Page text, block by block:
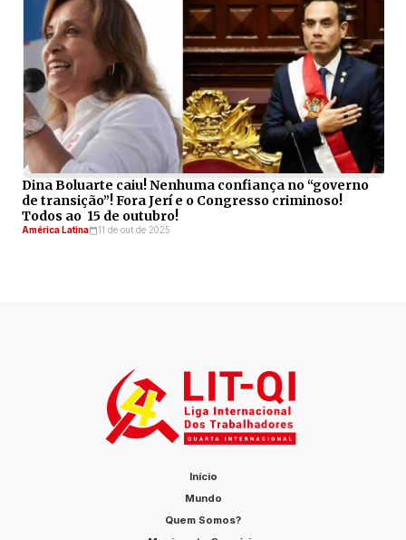
Dina Boluarte caiu! Nenhuma confiança no “governo
de transição”! Fora Jerí e o Congresso criminoso!
Todos ao 15 de outubro!
América Latina 11 de out de 2025
Início
Mundo
Quem Somos?